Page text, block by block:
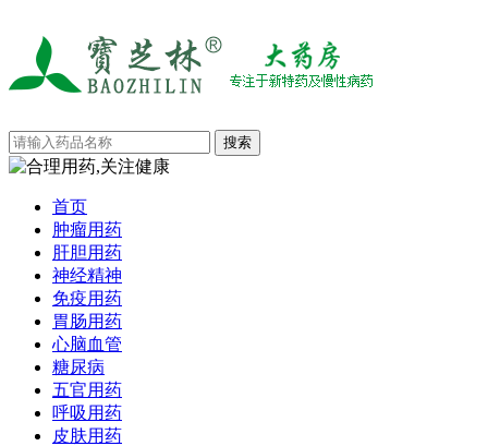
首页
肿瘤用药
肝胆用药
神经精神
免疫用药
胃肠用药
心脑血管
糖尿病
五官用药
呼吸用药
皮肤用药